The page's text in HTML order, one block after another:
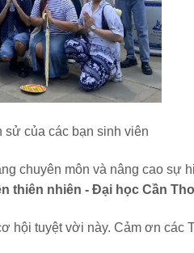
sử của các bạn sinh viên
chuyên môn và nâng cao sự
thiên nhiên - Đại học Cần
hội tuyệt vời này. Cảm ơn các